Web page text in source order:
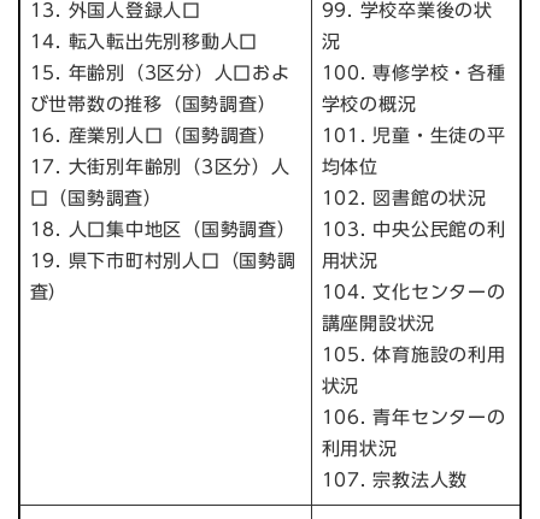
13. 外国人登録人口
14. 転入転出先別移動人口
15. 年齢別（3区分）人口およ
び世帯数の推移（国勢調査）
16. 産業別人口（国勢調査）
17. 大街別年齢別（3区分）人
口（国勢調査）
18. 人口集中地区（国勢調査）
19. 県下市町村別人口（国勢調
査）
99. 学校卒業後の状
況
100. 専修学校・各種
学校の概況
101. 児童・生徒の平
均体位
102. 図書館の状況
103. 中央公民館の利
用状況
104. 文化センターの
講座開設状況
105. 体育施設の利用
状況
106. 青年センターの
利用状況
107. 宗教法人数